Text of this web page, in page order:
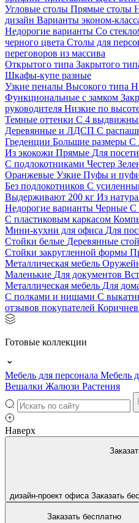
Угловые столы Прямые столы
дизайн Варианты эконом-
Недорогие варианты Со
черного цвета Столы для
переговоров из массива
Открытого типа Закрытого
Шкафы-купе разные
Узкие пеналы Высокого типа
Функциональные с замком
руководителя Низкие по
Темные оттенки С 4
Деревянные и ЛДСП С
Греденции Большие размеры С
Из экокожи Прямые Для
С подлокотниками Честер
Оранжевые Узкие Пуфы и
Без подлокотников С
Выдерживают 200 кг Из
Недорогие варианты Черные С
С пластиковым каркасом
Мини-кухни для офиса Для
Стойки белые Деревянные
Стойки закругленной формы
Металлическая мебель
Маленькие Для документов
Металлическая мебель Для
С полками и нишами С
отзывов покупателей
Готовые коллекции
Мебель для персонала Мебель
Вешалки Жалюзи Растения
Наверх
дизайн-проект офиса Заказать
Заказать бесплатно
На главную